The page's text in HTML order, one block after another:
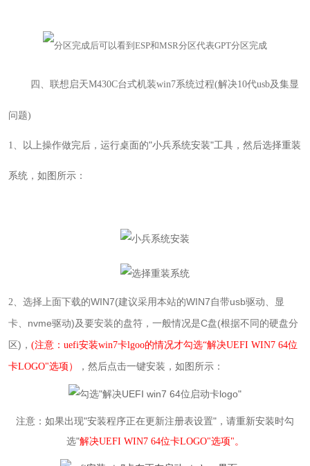
四、联想启天M430C台式机装win7系统过程(解决10代usb及集显
问题)
1 、 以上操作做完后，运行桌面的"小兵系统安装"工具，然后选择重装
系统，如图所示：
2、选择上面下载的WIN7(建议采用本站的WIN7自带usb驱动、显
卡、nvme驱动)及要安装的盘符，一般情况是C盘(根据不同的硬盘分
区) ，(注意：uefi安装win7卡lgoo的情况才勾选“解决UEFI WIN7 64位
卡LOGO"选项） ，然后点击一键安装，如图所示：
注意：如果出现"安装程序正在更新注册表设置"，请重新安装时勾
选"解决UEFI WIN7 64位卡LOGO"选项"。